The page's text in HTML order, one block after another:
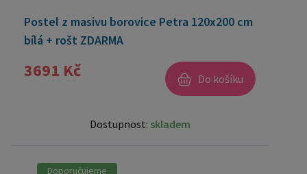
Postel z masivu borovice Petra 120x200 cm
bílá + rošt ZDARMA
3691 Kč Do košíku
Dostupnost: skladem
Doporučujeme